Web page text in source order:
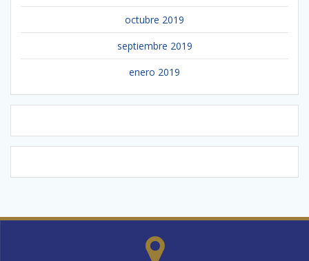
octubre 2019
septiembre 2019
enero 2019